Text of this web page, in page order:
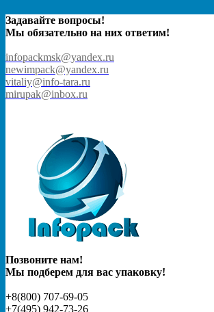
Задавайте вопросы!
Мы обязательно на них ответим!
infopackmsk@yandex.ru
newimpack@yandex.ru
vitaliy@info-tara.ru
mirupak@inbox.ru
Позвоните нам!
Мы подберем для вас упаковку!
+8(800) 707-69-05
+7(495) 942-73-26